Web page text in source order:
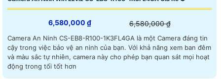
6,580,000 ₫ 6,580,000 ₫
Camera An Ninh CS-EB8-R100-1K3FL4GA là một Camera đáng tin
cậy trong việc bảo vệ an ninh của bạn. Với khả năng xem ban đêm
và màu sắc tự nhiên, camera này cho phép bạn quan sát mọi hoạt
động trong tối tốt hơn